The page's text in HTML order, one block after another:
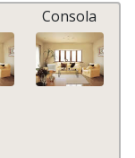
Consola